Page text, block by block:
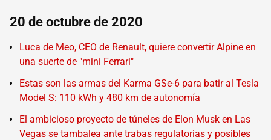
20 de octubre de 2020
Luca de Meo, CEO de Renault, quiere convertir Alpine en
una suerte de "mini Ferrari"
Estas son las armas del Karma GSe-6 para batir al Tesla
Model S: 110 kWh y 480 km de autonomía
El ambicioso proyecto de túneles de Elon Musk en Las
Vegas se tambalea ante trabas regulatorias y posibles